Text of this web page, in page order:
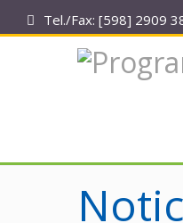
Tel./Fax: [598] 2909